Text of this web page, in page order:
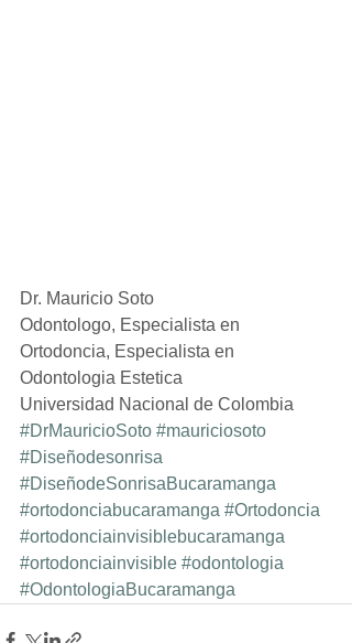
Dr. Mauricio Soto
Odontologo, Especialista en
Ortodoncia, Especialista en
Odontologia Estetica
Universidad Nacional de Colombia
#DrMauricioSoto #mauriciosoto
#Diseñodesonrisa
#DiseñodeSonrisaBucaramanga
#ortodonciabucaramanga #Ortodoncia
#ortodonciainvisiblebucaramanga
#ortodonciainvisible #odontologia
#OdontologiaBucaramanga